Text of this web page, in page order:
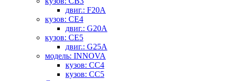
двиг.: F20A
кузов: CE4
двиг.: G20A
кузов: CE5
двиг.: G25A
модель: INNOVA
кузов: CC4
кузов: CC5